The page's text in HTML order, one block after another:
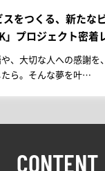
をつくる、新たな
」プロジェクト密着
、大切な人への感謝を
ら。そんな夢を叶…
CONTENT